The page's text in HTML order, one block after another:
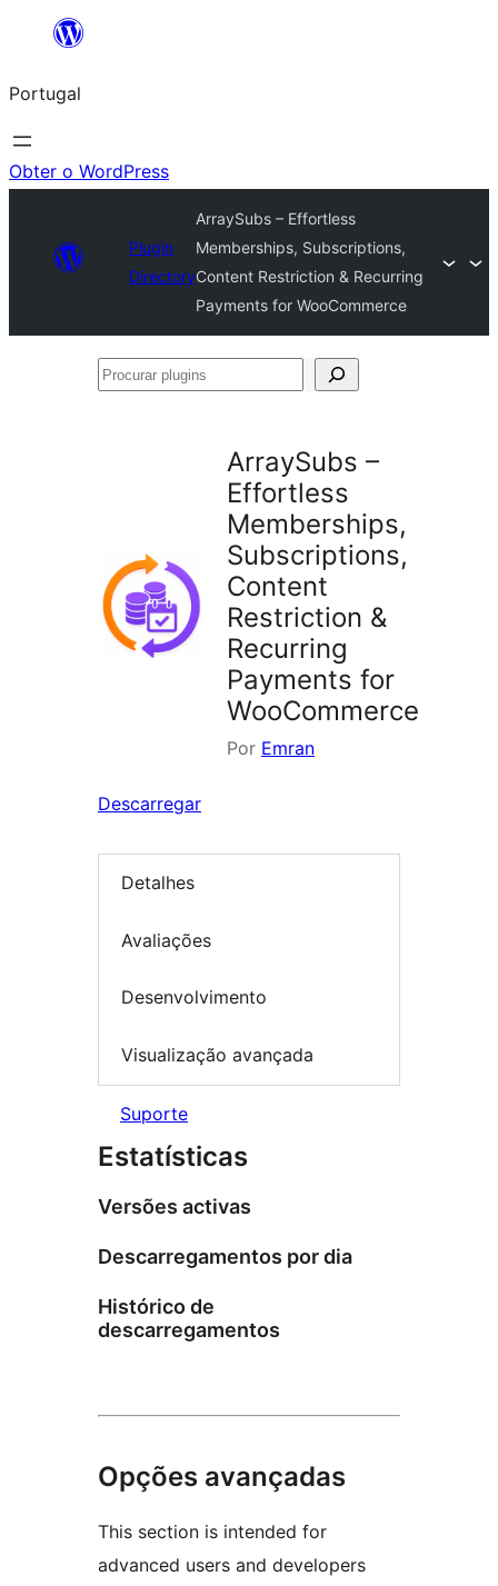
Saltar
o
conteúdo
Portugal
Obter o WordPress
Plugin
Directory
ArraySubs – Effortless
Memberships, Subscriptions,
Content Restriction & Recurring
Payments for WooCommerce
Procurar
ArraySubs –
Effortless
Memberships,
Subscriptions,
Content
Restriction &
Recurring
Payments for
WooCommerce
Por Emran
Descarregar
Detalhes
Avaliações
Desenvolvimento
Visualização avançada
Suporte
Estatísticas
Versões activas
Descarregamentos por dia
Histórico de
descarregamentos
Opções avançadas
This section is intended for
advanced users and developers